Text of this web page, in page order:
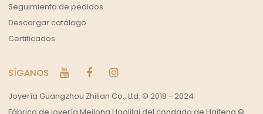
Seguimiento de pedidos
Descargar catálogo
Certificados
SÍGANOS
Joyería Guangzhou Zhilian Co., Ltd. © 2018 - 2024